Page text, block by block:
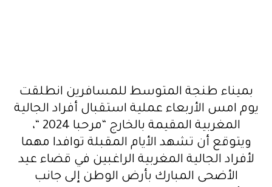
بميناء طنجة المتوسط للمسافرين انطلقت
يوم امس الأربعاء عملية استقبال أفراد الجالية
المغربية المقيمة بالخارج “مرحبا 2024 “،
ويتوقع أن تشهد الأيام المقبلة توافدا مهما
لأفراد الجالية المغربية الراغبين في قضاء عيد
الأضحى المبارك بأرض الوطن إلى جانب